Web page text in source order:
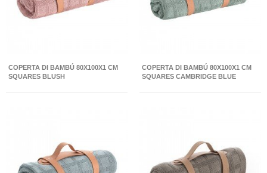
COPERTA DI BAMBÚ 80X100X1 CM
SQUARES BLUSH
COPERTA DI BAMBÚ 80X100X1 CM
SQUARES CAMBRIDGE BLUE